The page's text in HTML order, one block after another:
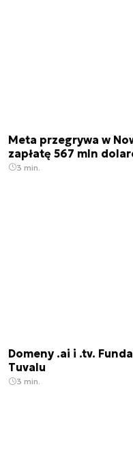
Meta przegrywa w
zapłatę 567 mln
3 min.
Domeny .ai i .tv.
Tuvalu
3 min.